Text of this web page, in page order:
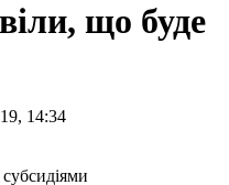
що буде
14:34